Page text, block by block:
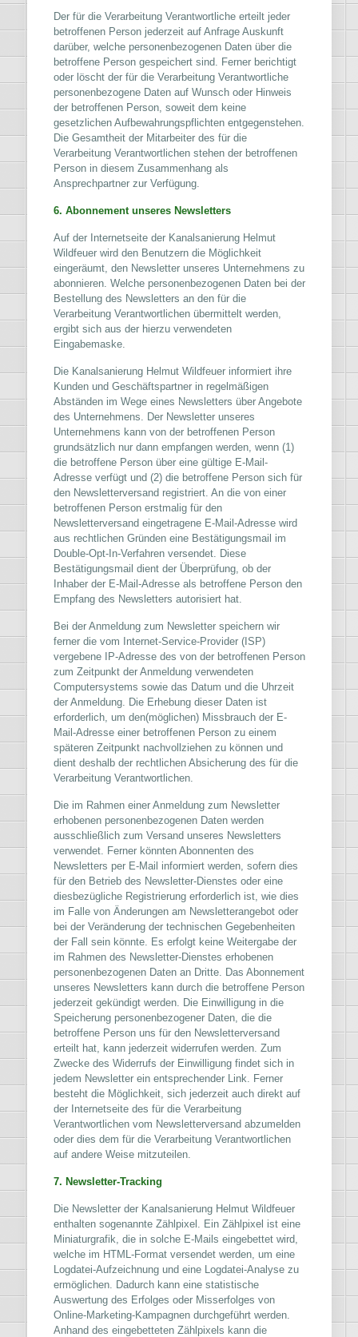
Der für die Verarbeitung Verantwortliche erteilt jeder
betroffenen Person jederzeit auf Anfrage Auskunft
darüber, welche personenbezogenen Daten über die
betroffene Person gespeichert sind. Ferner berichtigt
oder löscht der für die Verarbeitung Verantwortliche
personenbezogene Daten auf Wunsch oder Hinweis
der betroffenen Person, soweit dem keine
gesetzlichen Aufbewahrungspflichten entgegenstehen.
Die Gesamtheit der Mitarbeiter des für die
Verarbeitung Verantwortlichen stehen der betroffenen
Person in diesem Zusammenhang als
Ansprechpartner zur Verfügung.
6. Abonnement unseres Newsletters
Auf der Internetseite der Kanalsanierung Helmut
Wildfeuer wird den Benutzern die Möglichkeit
eingeräumt, den Newsletter unseres Unternehmens zu
abonnieren. Welche personenbezogenen Daten bei der
Bestellung des Newsletters an den für die
Verarbeitung Verantwortlichen übermittelt werden,
ergibt sich aus der hierzu verwendeten
Eingabemaske.
Die Kanalsanierung Helmut Wildfeuer informiert ihre
Kunden und Geschäftspartner in regelmäßigen
Abständen im Wege eines Newsletters über Angebote
des Unternehmens. Der Newsletter unseres
Unternehmens kann von der betroffenen Person
grundsätzlich nur dann empfangen werden, wenn (1)
die betroffene Person über eine gültige E-Mail-
Adresse verfügt und (2) die betroffene Person sich für
den Newsletterversand registriert. An die von einer
betroffenen Person erstmalig für den
Newsletterversand eingetragene E-Mail-Adresse wird
aus rechtlichen Gründen eine Bestätigungsmail im
Double-Opt-In-Verfahren versendet. Diese
Bestätigungsmail dient der Überprüfung, ob der
Inhaber der E-Mail-Adresse als betroffene Person den
Empfang des Newsletters autorisiert hat.
Bei der Anmeldung zum Newsletter speichern wir
ferner die vom Internet-Service-Provider (ISP)
vergebene IP-Adresse des von der betroffenen Person
zum Zeitpunkt der Anmeldung verwendeten
Computersystems sowie das Datum und die Uhrzeit
der Anmeldung. Die Erhebung dieser Daten ist
erforderlich, um den(möglichen) Missbrauch der E-
Mail-Adresse einer betroffenen Person zu einem
späteren Zeitpunkt nachvollziehen zu können und
dient deshalb der rechtlichen Absicherung des für die
Verarbeitung Verantwortlichen.
Die im Rahmen einer Anmeldung zum Newsletter
erhobenen personenbezogenen Daten werden
ausschließlich zum Versand unseres Newsletters
verwendet. Ferner könnten Abonnenten des
Newsletters per E-Mail informiert werden, sofern dies
für den Betrieb des Newsletter-Dienstes oder eine
diesbezügliche Registrierung erforderlich ist, wie dies
im Falle von Änderungen am Newsletterangebot oder
bei der Veränderung der technischen Gegebenheiten
der Fall sein könnte. Es erfolgt keine Weitergabe der
im Rahmen des Newsletter-Dienstes erhobenen
personenbezogenen Daten an Dritte. Das Abonnement
unseres Newsletters kann durch die betroffene Person
jederzeit gekündigt werden. Die Einwilligung in die
Speicherung personenbezogener Daten, die die
betroffene Person uns für den Newsletterversand
erteilt hat, kann jederzeit widerrufen werden. Zum
Zwecke des Widerrufs der Einwilligung findet sich in
jedem Newsletter ein entsprechender Link. Ferner
besteht die Möglichkeit, sich jederzeit auch direkt auf
der Internetseite des für die Verarbeitung
Verantwortlichen vom Newsletterversand abzumelden
oder dies dem für die Verarbeitung Verantwortlichen
auf andere Weise mitzuteilen.
7. Newsletter-Tracking
Die Newsletter der Kanalsanierung Helmut Wildfeuer
enthalten sogenannte Zählpixel. Ein Zählpixel ist eine
Miniaturgrafik, die in solche E-Mails eingebettet wird,
welche im HTML-Format versendet werden, um eine
Logdatei-Aufzeichnung und eine Logdatei-Analyse zu
ermöglichen. Dadurch kann eine statistische
Auswertung des Erfolges oder Misserfolges von
Online-Marketing-Kampagnen durchgeführt werden.
Anhand des eingebetteten Zählpixels kann die